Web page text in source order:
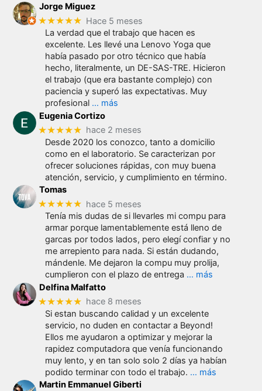
Jorge Miguez
★★★★★ Hace 5 meses
La verdad que el trabajo que hacen es
excelente. Les llevé una Lenovo Yoga que
había pasado por otro técnico que había
hecho, literalmente, un DE-SAS-TRE. Hicieron
el trabajo (que era bastante complejo) con
paciencia y superó las expectativas. Muy
profesional … más
Eugenia Cortizo
★★★★★ hace 2 meses
Desde 2020 los conozco, tanto a domicilio
como en el laboratorio. Se caracterizan por
ofrecer soluciones rápidas, con muy buena
atención, servicio, y cumplimiento en término.
Tomas
★★★★★ hace 5 meses
Tenía mis dudas de si llevarles mi compu para
armar porque lamentablemente está lleno de
garcas por todos lados, pero elegí confiar y no
me arrepiento para nada. Si están dudando,
mándenle. Me dejaron la compu muy prolija,
cumplieron con el plazo de entrega … más
Delfina Malfatto
★★★★★ hace 8 meses
Si estan buscando calidad y un excelente
servicio, no duden en contactar a Beyond!
Ellos me ayudaron a optimizar y mejorar la
rapidez computadora que venía funcionando
muy lento, y en tan solo solo 2 días ya habían
podido terminar con todo el trabajo. … más
Martin Emmanuel Giberti